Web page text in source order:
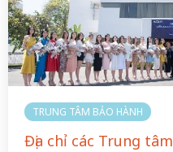
TRUNG TÂM BẢO HÀNH
Địa chỉ các Trung